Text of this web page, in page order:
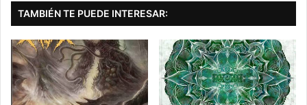
quedarme porque cada uno matiza en ritmos diferentes y estilos musicales
variados, aunque guardan una homogeneidad en conjunto. El álbum se
con una fuerza vocal y melódica tremenda, su sonido de Seattle (PEARL
JAM, ALICE IN CHAINS, SOUNDGARDEN…) se nota por los cuatro
costados. En el otro lado está “The Drop”, con una inmersión en el jazz y la
calidad a las voces de Jim, hacen que te adentres en otro mundo, te
relajes y dejes llevar por la música (toque a lo THE DOORS en las
TAMBIÉN TE PUEDE INTERESAR: